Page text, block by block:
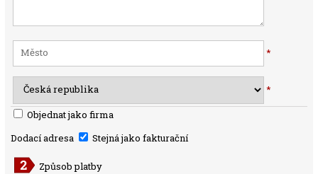
*
*
Objednat jako firma
Dodací adresa
Stejná jako fakturační
Způsob platby